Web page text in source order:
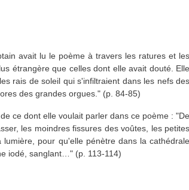
avait lu le poème à travers les ratures et les
étrangère que celles dont elle avait douté. Elle
rais de soleil qui s'infiltraient dans les nefs des
des grandes orgues." (p. 84-85)
ce dont elle voulait parler dans ce poème : "De
les moindres fissures des voûtes, les petites
pour qu'elle pénètre dans la cathédrale
iodé, sanglant…" (p. 113-114)